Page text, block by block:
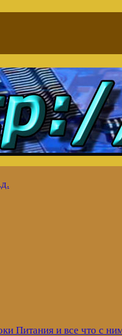
Питания и все что с